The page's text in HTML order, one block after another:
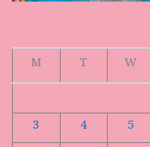
M
T W
3
4 5